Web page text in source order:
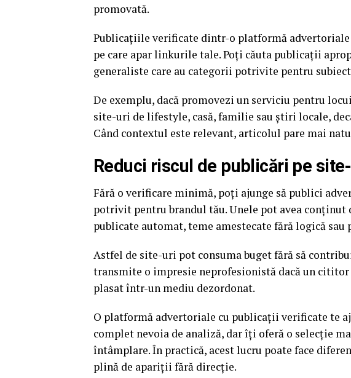
promovată.
Publicațiile verificate dintr-o platformă
pe care apar linkurile tale. Poți căuta publicații
generaliste care au categorii potrivite pentru
De exemplu, dacă promovezi un serviciu pentru
site-uri de lifestyle, casă, familie sau știri locale,
Când contextul este relevant, articolul pare mai
Reduci riscul de publicări pe
Fără o verificare minimă, poți ajunge să publici
potrivit pentru brandul tău. Unele pot avea
publicate automat, teme amestecate fără logică sau
Astfel de site-uri pot consuma buget fără să
transmite o impresie neprofesionistă dacă un
plasat într-un mediu dezordonat.
O platformă advertoriale cu publicații verificate te
complet nevoia de analiză, dar îți oferă o selecție
întâmplare. În practică, acest lucru poate face
plină de apariții fără direcție.